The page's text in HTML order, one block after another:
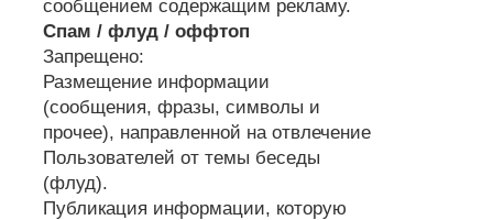
сообщением содержащим рекламу.
Спам / флуд / оффтоп
Запрещено:
Размещение информации
(сообщения, фразы, символы и
прочее), направленной на отвлечение
Пользователей от темы беседы
(флуд).
Публикация информации, которую